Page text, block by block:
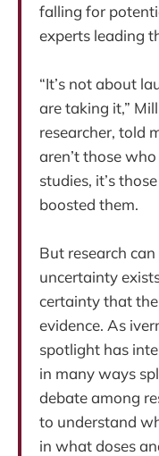
falling for
experts leading
“It’s not about
are taking it,”
researcher, told
aren’t those
studies, it’s
boosted them.
But research
uncertainty
certainty that
evidence. As
spotlight has
in many ways
debate among
to understand
in what doses